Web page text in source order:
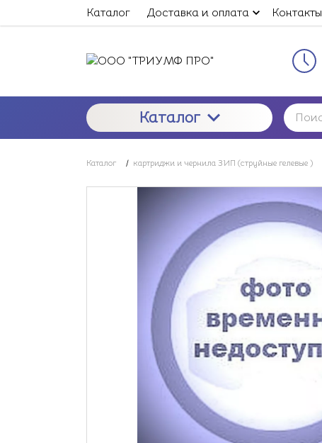
Каталог Доставка и оплата Контакты
Каталог
Каталог / картриджи и чернила ЗИП (струйные гелевые )